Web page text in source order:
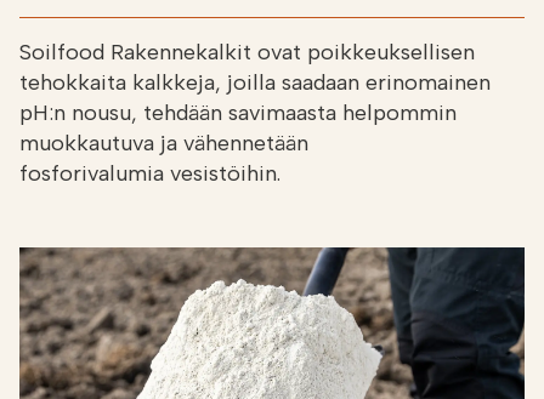
Soilfood Rakennekalkit ovat poikkeuksellisen
tehokkaita kalkkeja, joilla saadaan erinomainen
pH:n nousu, tehdään savimaasta helpommin
muokkautuva ja vähennetään
fosforivalumia vesistöihin.